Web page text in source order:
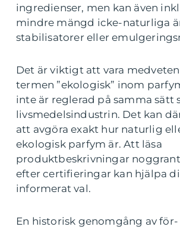
ingredienser, men kan även
mindre mängd icke-naturliga
stabilisatorer eller
Det är viktigt att vara
termen ”ekologisk” inom
inte är reglerad på samma sätt
livsmedelsindustrin. Det kan
att avgöra exakt hur naturlig
ekologisk parfym är. Att läsa
produktbeskrivningar
efter certifieringar kan hjälpa
informerat val.
En historisk genomgång av